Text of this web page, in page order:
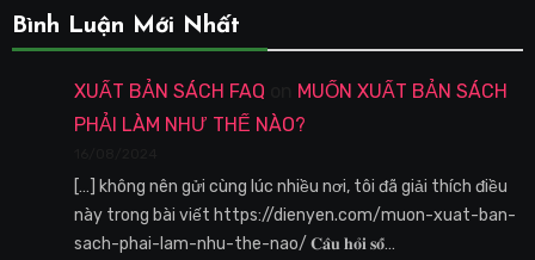
Bình Luận Mới Nhất
XUẤT BẢN SÁCH FAQ
MUỐN XUẤT BẢN SÁCH
PHẢI LÀM NHƯ THẾ NÀO?
[…] không nên gửi cùng lúc nhiều nơi, tôi đã giải thích điều
này trong bài viết https://dienyen.com/muon-xuat-ban-
sach-phai-lam-nhu-the-nao/ 𝐂𝐚̂𝐮 𝐡𝐨̉𝐢 𝐬𝐨̂́…